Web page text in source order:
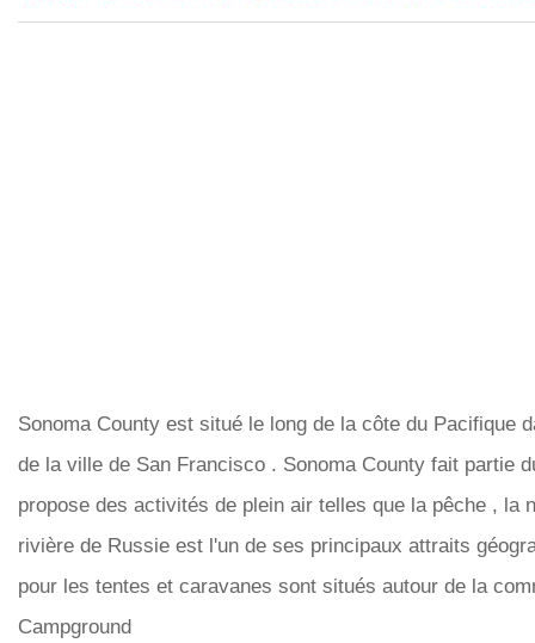
Sonoma County est situé le long de la côte du Pacifique
de la ville de San Francisco . Sonoma County fait partie
propose des activités de plein air telles que la pêche , la
rivière de Russie est l'un de ses principaux attraits
pour les tentes et caravanes sont situés autour de la
Campground